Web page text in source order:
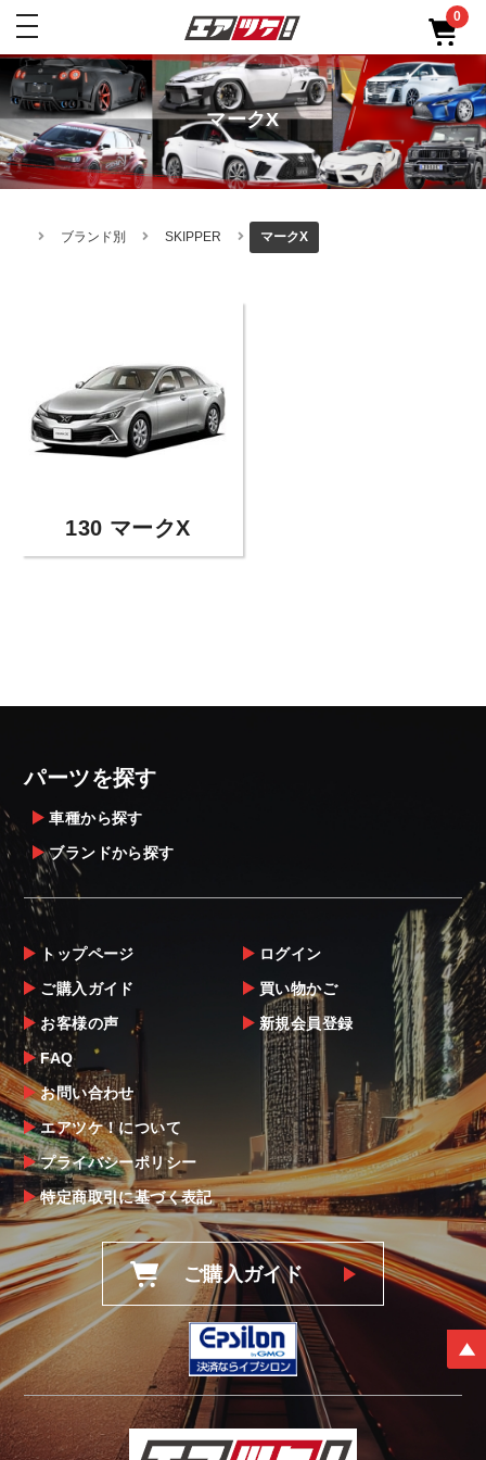
toggle
0
マークX
ブランド別 SKIPPER マークX
130 マークX
パーツを探す
車種から探す
ブランドから探す
トップページ
ご購入ガイド
お客様の声
FAQ
お問い合わせ
エアツケ！について
プライバシーポリシー
特定商取引に基づく表記
ログイン
買い物かご
新規会員登録
ご購入ガイド